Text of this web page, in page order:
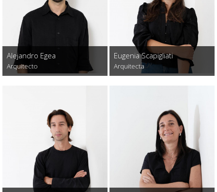
Alejandro Egea
Arquitecto
Eugenia Scapigliati
Arquitecta